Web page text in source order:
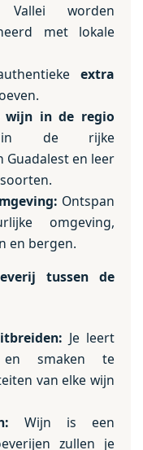
worden
met lokale
extra
wijn in de regio
de rijke
Guadalest en leer
Ontspan
omgeving,
en bergen.
tussen de
Je leert
en smaken te
van elke wijn
Wijn is een
zullen je